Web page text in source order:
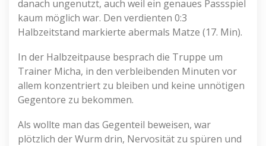
danach ungenutzt, auch weil ein genaues Passspiel
kaum möglich war. Den verdienten 0:3
Halbzeitstand markierte abermals Matze (17. Min).
In der Halbzeitpause besprach die Truppe um
Trainer Micha, in den verbleibenden Minuten vor
allem konzentriert zu bleiben und keine unnötigen
Gegentore zu bekommen.
Als wollte man das Gegenteil beweisen, war
plötzlich der Wurm drin, Nervosität zu spüren und